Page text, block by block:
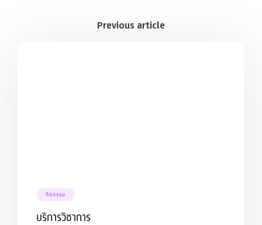
กิจกรรม
บริการวิชาการ